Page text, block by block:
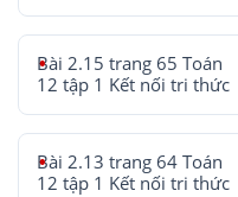
Bài 2.15 trang 65 Toán
12 tập 1 Kết nối tri thức
Bài 2.13 trang 64 Toán
12 tập 1 Kết nối tri thức